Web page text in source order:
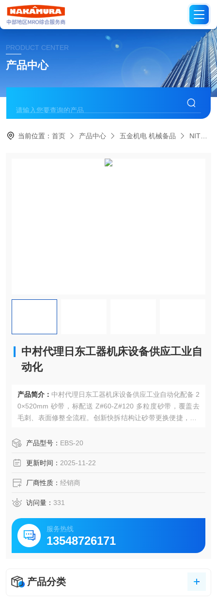
PRODUCT CENTER
产品中心
当前位置：首页 产品中心 五金机电 机械备品 NITTO日本日东工器
中村代理日东工器机床设备供应工业自
动化
产品简介： 中村代理日东工器机床设备供应工业自动化配备 2
0×520mm 砂带，标配送 Z#60-Z#120 多粒度砂带，覆盖去
毛刺、表面修整全流程。创新快拆结构让砂带更换便捷，2.4
产品型号： EBS-20
更新时间： 2025-11-22
厂商性质： 经销商
访问量： 331
服务热线
13548726171
产品分类